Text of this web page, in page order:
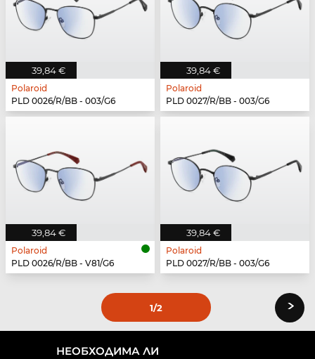
39,84 €
Polaroid
PLD 0026/R/BB - 003/G6
39,84 €
Polaroid
PLD 0027/R/BB - 003/G6
39,84 €
Polaroid
PLD 0026/R/BB - V81/G6
39,84 €
Polaroid
PLD 0027/R/BB - 003/G6
1/2 ›
НЕОБХОДИМА ЛИ